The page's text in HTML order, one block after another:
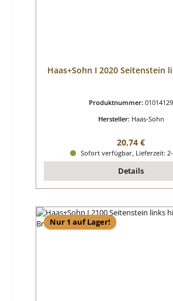
Haas+Sohn I 2020 Seitenstein
Produktnummer: 01014129
Hersteller: Haas-Sohn
Regulärer Preis:
20,74 €
Sofort verfügbar, Lieferzeit: 2-
Details
Nur 1 auf Lager!